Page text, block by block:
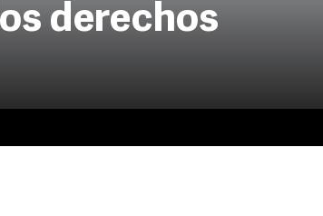
derechos